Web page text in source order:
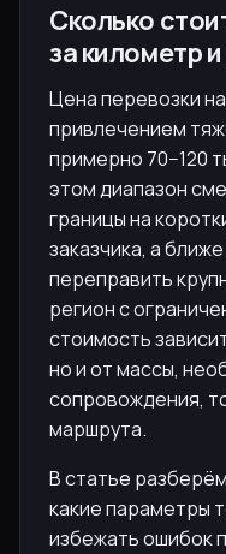
Сколько
за километр
Цена перевозки
привлечением
примерно 70−120
этом диапазон
границы на
заказчика, а
переправить
регион с
стоимость
но и от массы,
сопровождения,
маршрута.
В статье
какие параметры
избежать ошибок